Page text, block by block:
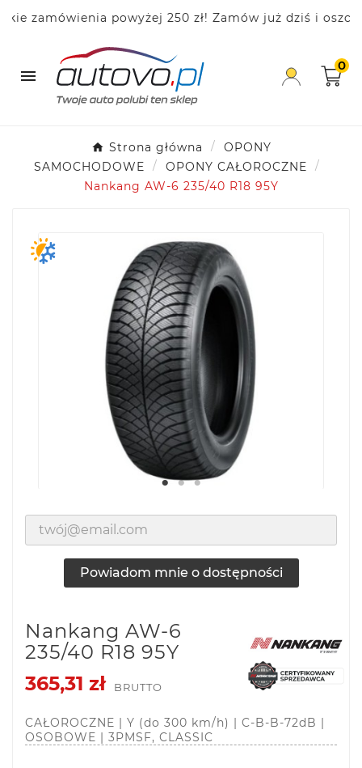
zamówienia powyżej 250 zł! Zamów już dziś i

0
Strona główna
OPONY
SAMOCHODOWE
OPONY CAŁOROCZNE
Nankang AW-6 235/40 R18 95Y
Powiadom mnie o dostępności
Nankang AW-6
235/40 R18 95Y
365,31 zł
BRUTTO
CAŁOROCZNE | Y (do 300 km/h) | C-B-B-72dB |
OSOBOWE | 3PMSF, CLASSIC